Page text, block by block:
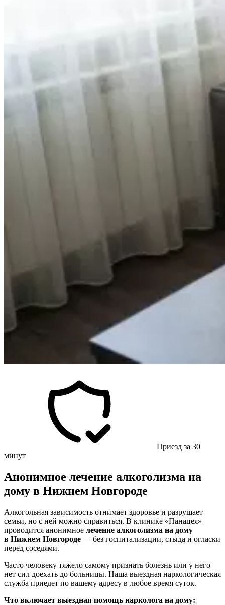
Приезд за 30
минут
Анонимное лечение алкоголизма на
дому в Нижнем Новгороде
Алкогольная зависимость отнимает здоровье и разрушает
семьи, но с ней можно справиться. В клинике «Панацея»
проводится анонимное лечение алкоголизма на дому
в Нижнем Новгороде — без госпитализации, стыда и огласки
перед соседями.
Часто человеку тяжело самому признать болезнь или у него
нет сил доехать до больницы. Наша выездная наркологическая
служба приедет по вашему адресу в любое время суток.
Что включает выездная помощь нарколога на дому: